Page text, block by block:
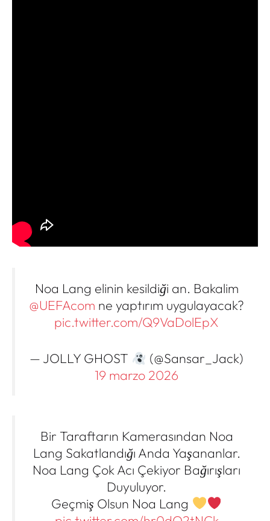
Noa Lang elinin kesildiği an. Bakalim
@UEFAcom ne yaptırım uygulayacak?
pic.twitter.com/Q9VaDolEpX
— JOLLY GHOST
(@Sansar_Jack)
19 marzo 2026
Bir Taraftarın Kamerasından Noa
Lang Sakatlandığı Anda Yaşananlar.
Noa Lang Çok Acı Çekiyor Bağırışları
Duyuluyor.
Geçmiş Olsun Noa Lang